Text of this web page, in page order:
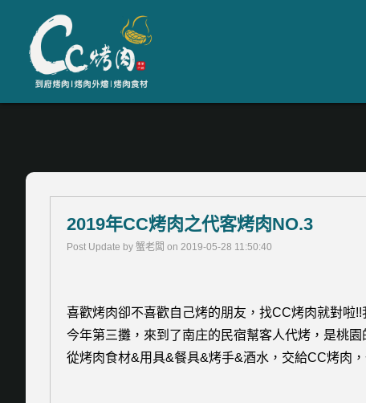
2019年CC烤肉之代客烤肉NO.3
Post Update by 蟹老闆 on 2019-05-28 11:50:40
喜歡烤肉卻不喜歡自己烤的朋友，找CC烤肉就對啦
今年第三攤，來到了南庄的民宿幫客人代烤，是桃
從烤肉食材&用具&餐具&烤手&酒水，交給CC烤肉